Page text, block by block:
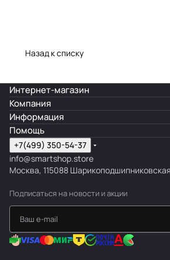
Назад к списку
Интернет-магазин
Компания
Информация
Помощь
+7(499) 350-54-37
info@smartshop.store
Москва, 115088
Подписаться на новости и акции